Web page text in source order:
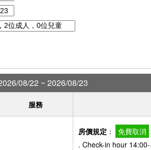
08/22 ~ 2026/08/23
服務
房價規定 ： 免費取消
. Check-in hour